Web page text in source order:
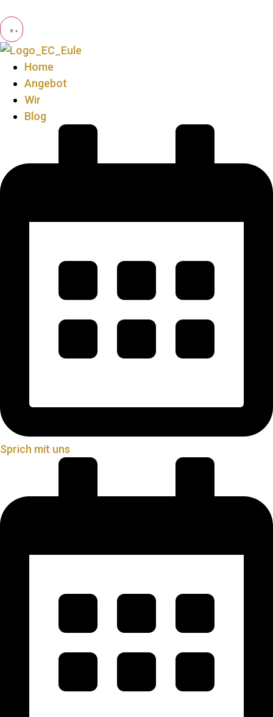
Home
Angebot
Wir
Blog
Sprich mit uns